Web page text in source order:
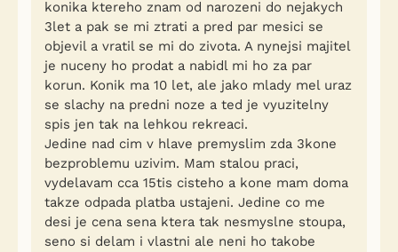
konika ktereho znam od narozeni do nejakych
3let a pak se mi ztrati a pred par mesici se
objevil a vratil se mi do zivota. A nynejsi majitel
je nuceny ho prodat a nabidl mi ho za par
korun. Konik ma 10 let, ale jako mlady mel uraz
se slachy na predni noze a ted je vyuzitelny
spis jen tak na lehkou rekreaci.
Jedine nad cim v hlave premyslim zda 3kone
bezproblemu uzivim. Mam stalou praci,
vydelavam cca 15tis cisteho a kone mam doma
takze odpada platba ustajeni. Jedine co me
desi je cena sena ktera tak nesmyslne stoupa,
seno si delam i vlastni ale neni ho takobe